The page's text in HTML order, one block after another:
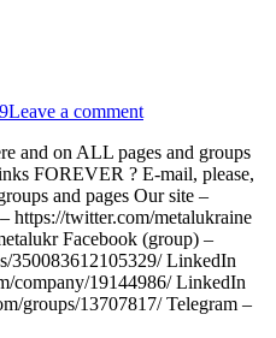
Leave a comment
and on ALL pages and groups
FOREVER ? E-mail, please,
and pages Our site –
https://twitter.com/metalukraine
Facebook (group) –
350083612105329/ LinkedIn
company/19144986/ LinkedIn
groups/13707817/ Telegram –